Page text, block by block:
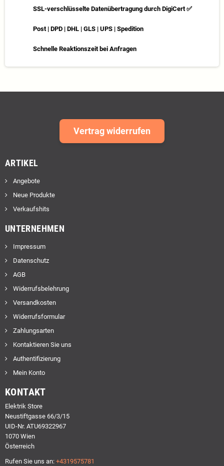
SSL-verschlüsselte Datenübertragung durch DigiCert ✅
Post | DPD | DHL | GLS | UPS | Spedition
Schnelle Reaktionszeit bei Anfragen
Vertrag widerrufen
ARTIKEL
Angebote
Neue Produkte
Verkaufshits
UNTERNEHMEN
Impressum
Datenschutz
AGB
Widerrufsbelehrung
Versandkosten
Widerrufsformular
Zahlungsarten
Kontaktieren Sie uns
Authentifizierung
Mein Konto
KONTAKT
Elektrik Store
Neustiftgasse 66/3/15
UID-Nr. ATU69322967
1070 Wien
Österreich
Rufen Sie uns an: +4319575781